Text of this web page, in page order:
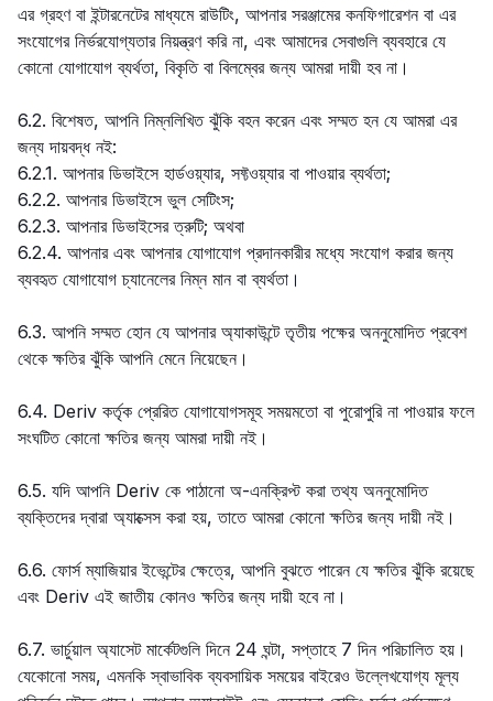
এর গ্রহণ বা ইন্টারনেটের মাধ্যমে রাউটিং, আপনার সরঞ্জামের কনফিগারেশন বা এর
সংযোগের নির্ভরযোগ্যতার নিয়ন্ত্রণ করি না, এবং আমাদের সেবাগুলি ব্যবহারে যে
কোনো যোগাযোগ ব্যর্থতা, বিকৃতি বা বিলম্বের জন্য আমরা দায়ী হব না।
6.2. বিশেষত, আপনি নিম্নলিখিত ঝুঁকি বহন করেন এবং সম্মত হন যে আমরা এর
জন্য দায়বদ্ধ নই:
6.2.1. আপনার ডিভাইসে হার্ডওয়্যার, সফ্টওয়্যার বা পাওয়ার ব্যর্থতা;
6.2.2. আপনার ডিভাইসে ভুল সেটিংস;
6.2.3. আপনার ডিভাইসের ত্রুটি; অথবা
6.2.4. আপনার এবং আপনার যোগাযোগ প্রদানকারীর মধ্যে সংযোগ করার জন্য
ব্যবহৃত যোগাযোগ চ্যানেলের নিম্ন মান বা ব্যর্থতা।
6.3. আপনি সম্মত হোন যে আপনার অ্যাকাউন্টে তৃতীয় পক্ষের অননুমোদিত প্রবেশ
থেকে ক্ষতির ঝুঁকি আপনি মেনে নিয়েছেন।
6.4. Deriv কর্তৃক প্রেরিত যোগাযোগসমূহ সময়মতো বা পুরোপুরি না পাওয়ার ফলে
সংঘটিত কোনো ক্ষতির জন্য আমরা দায়ী নই।
6.5. যদি আপনি Deriv কে পাঠানো অ-এনক্রিপ্ট করা তথ্য অননুমোদিত
ব্যক্তিদের দ্বারা অ্যাক্সেস করা হয়, তাতে আমরা কোনো ক্ষতির জন্য দায়ী নই।
6.6. ফোর্স ম্যাজিয়ার ইভেন্টের ক্ষেত্রে, আপনি বুঝতে পারেন যে ক্ষতির ঝুঁকি রয়েছে
এবং Deriv এই জাতীয় কোনও ক্ষতির জন্য দায়ী হবে না।
6.7. ভার্চুয়াল অ্যাসেট মার্কেটগুলি দিনে 24 ঘন্টা, সপ্তাহে 7 দিন পরিচালিত হয়।
যেকোনো সময়, এমনকি স্বাভাবিক ব্যবসায়িক সময়ের বাইরেও উল্লেখযোগ্য মূল্য